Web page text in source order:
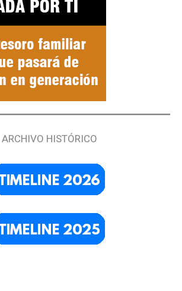
ARCHIVO HISTÓRICO